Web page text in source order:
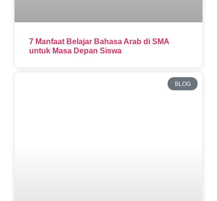
7 Manfaat Belajar Bahasa Arab di SMA
untuk Masa Depan Siswa
BLOG